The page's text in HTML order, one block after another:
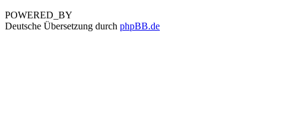
POWERED_BY
Deutsche Übersetzung durch phpBB.de